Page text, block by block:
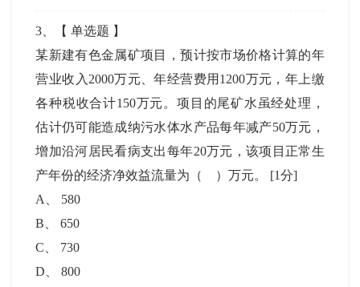
3 、【单选题 】
某新建有色金属矿项目，预计按市场价格计算的年
营业收入2000万元、年经营费用1200万元，年上缴
各种税收合计150万元。项目的尾矿水虽经处理，
估计仍可能造成纳污水体水产品每年减产50万元，
增加沿河居民看病支出每年20万元，该项目正常生
产年份的经济净效益流量为（ ）万元。 [1分]
A
580
B 、650
C
730
D 、800